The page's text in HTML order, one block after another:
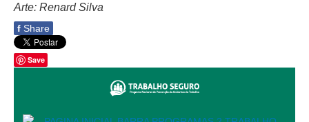
Consulta de Pautas
Atas de Sessões do Pleno
Audiências e Sessões
Calendário das Sessões da 1ª Turma 2026
Arte: Renard Silva
f Share
Save